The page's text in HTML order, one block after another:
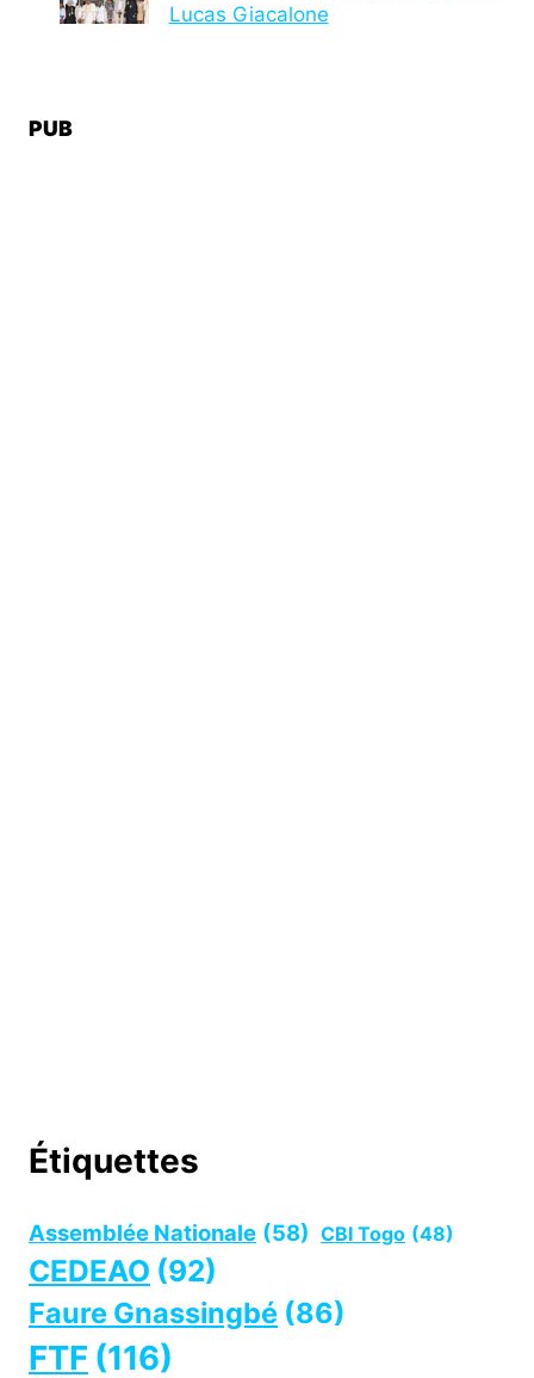
Lucas Giacalone
PUB
Étiquettes
Assemblée Nationale (58) CBI Togo (48)
CEDEAO (92)
Faure Gnassingbé (86)
FTF (116)